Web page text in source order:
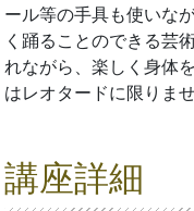
ール等の手具も使いな
く踊ることのできる芸
れながら、楽しく身体
はレオタードに限りま
講座詳細